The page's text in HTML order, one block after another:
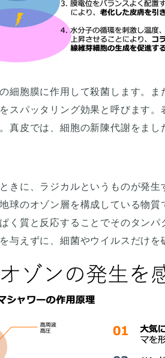
細胞膜に作用して殺菌します。
スパッタリング効果と呼びます
真皮では、細胞の新陳代謝をま
きに、ラジカルというものが発
球のオゾン層を構成している物
く質と反応することでそのタン
与えずに、細菌やウイルスだけを